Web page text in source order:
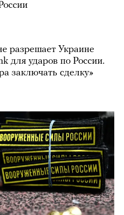
разрешает Украине
для ударов по России.
заключать сделку»